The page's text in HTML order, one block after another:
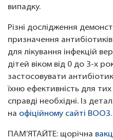
випадку.
Різні дослідження
призначення
для лікування інфекцій
дітей віком від 0 до 3-х
застосовувати
їхню ефективність для
справді необхідні. Із
на офіційному сайті ВООЗ.
ПАМ’ЯТАЙТЕ: щорічна